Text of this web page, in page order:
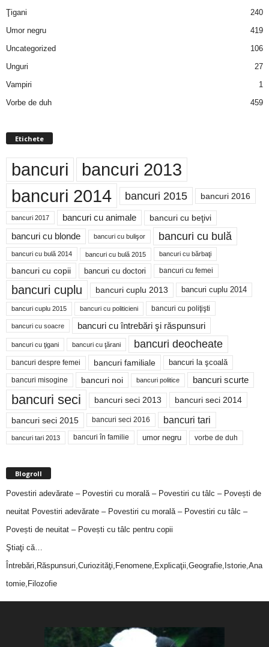
Ţigani
240
Umor negru
419
Uncategorized
106
Unguri
27
Vampiri
1
Vorbe de duh
459
Etichete
bancuri bancuri 2013
bancuri 2014 bancuri 2015 bancuri 2016
bancuri 2017 bancuri cu animale bancuri cu beţivi
bancuri cu blonde bancuri cu bulişor bancuri cu bulă
bancuri cu bulă 2014 bancuri cu bulă 2015 bancuri cu bărbaţi
bancuri cu copii bancuri cu doctori bancuri cu femei
bancuri cuplu bancuri cuplu 2013 bancuri cuplu 2014
bancuri cuplu 2015 bancuri cu politicieni bancuri cu poliţişti
bancuri cu soacre bancuri cu întrebări şi răspunsuri
bancuri cu ţigani bancuri cu ţărani bancuri deocheate
bancuri despre femei bancuri familiale bancuri la şcoală
bancuri misogine bancuri noi bancuri politice bancuri scurte
bancuri seci bancuri seci 2013 bancuri seci 2014
bancuri seci 2015 bancuri seci 2016 bancuri tari
bancuri tari 2013 bancuri în familie umor negru vorbe de duh
Blogroll
Povestiri adevărate – Povestiri cu morală – Povestiri cu tâlc – Povești de
neuitat Povestiri adevărate – Povestiri cu morală – Povestiri cu tâlc –
Povești de neuitat – Povești cu tâlc pentru copii
Ştiaţi că…
Întrebări,Răspunsuri,Curiozităţi,Fenomene,Explicaţii,Geografie,Istorie,Ana
tomie,Filozofie